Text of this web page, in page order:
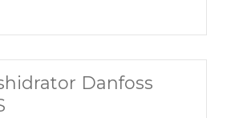
Danfoss